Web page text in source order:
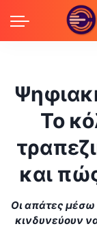
Το
και
Οι απάτες μέσω
κινδυνεύουν